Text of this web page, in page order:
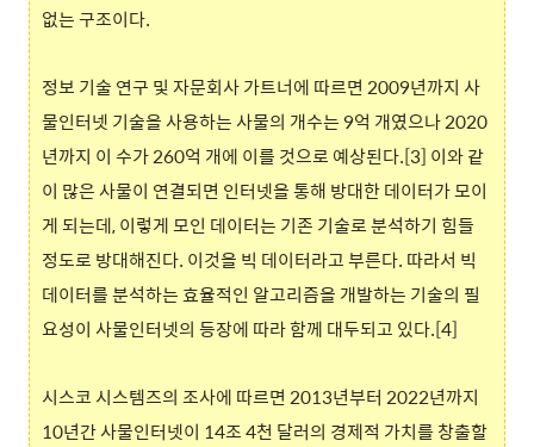
없는 구조이다.
정보 기술 연구 및 자문회사 가트너에 따르면 2009년까지 사
물인터넷 기술을 사용하는 사물의 개수는 9억 개였으나 2020
년까지 이 수가 260억 개에 이를 것으로 예상된다.[3] 이와 같
이 많은 사물이 연결되면 인터넷을 통해 방대한 데이터가 모이
게 되는데, 이렇게 모인 데이터는 기존 기술로 분석하기 힘들
정도로 방대해진다. 이것을 빅 데이터라고 부른다. 따라서 빅
데이터를 분석하는 효율적인 알고리즘을 개발하는 기술의 필
요성이 사물인터넷의 등장에 따라 함께 대두되고 있다.[4]
시스코 시스템즈의 조사에 따르면 2013년부터 2022년까지
10년간 사물인터넷이 14조 4천 달러의 경제적 가치를 창출할